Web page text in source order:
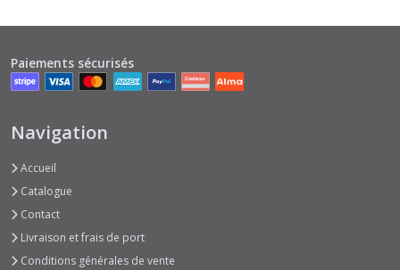
Paiements sécurisés
Navigation
Accueil
Catalogue
Contact
Livraison et frais de port
Conditions générales de vente